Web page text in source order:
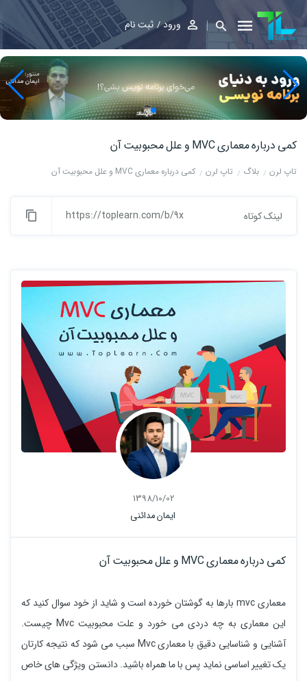
ورود ثبت نام
کمی درباره معماری MVC و علل محبوبیت آن
تاپ لرن بلاگ تاپ لرن کمی درباره معماری MVC و علل محبوبیت آن
لینک کوتاه https://toplearn.com/b/9x
1398/10/02
ایمان مدائنی
کمی درباره معماری MVC و علل محبوبیت آن
معماری mvc بارها به گوشتان خورده است و شاید از خود سوال کنید که
این معماری به چه دردی می خورد و علت محبوبیت Mvc چیست.
آشنایی و شناسایی دقیق با معماری Mvc سبب می شود که نتیجه کارتان
یک تغییر اساسی نماید پس با ما همراه باشید. دانستن ویژگی های خاص